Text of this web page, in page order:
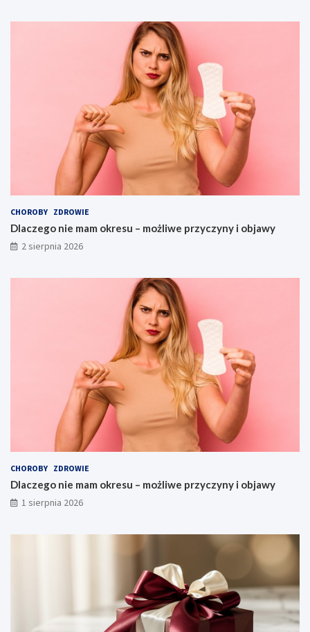
CHOROBY ZDROWIE
Dlaczego nie mam okresu – możliwe przyczyny i objawy
2 sierpnia 2026
CHOROBY ZDROWIE
Dlaczego nie mam okresu – możliwe przyczyny i objawy
1 sierpnia 2026